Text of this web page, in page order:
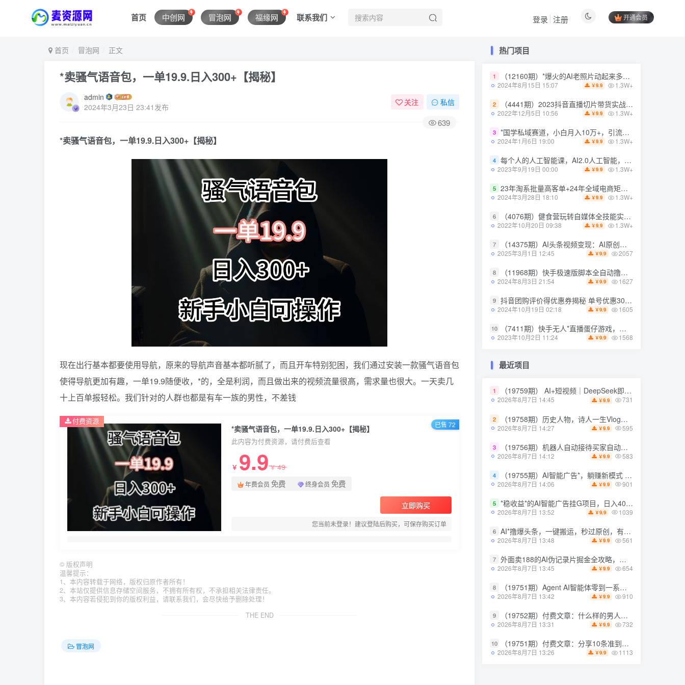
首页 中创网 冒泡网 福缘网 联系我们 开通会员
登录 注册
首页 冒泡网 正文
*卖骚气语音包，一单19.9.日入300+【揭秘】
admin
2024年3月23日 23:41发布
关注 私信
639
*卖骚气语音包，一单19.9.日入300+【揭秘】
现在出行基本都要使用导航，原来的导航声音基本都听腻了，而且开车特别犯困，我们通过安装一款骚气语音包
使得导航更加有趣，一单19.9随便收，*的，全是利润，而且做出来的视频流量很高，需求量也很大。一天卖几
十上百单报轻松。我们针对的人群也都是有车一族的男性，不差钱
*卖骚气语音包，一单19.9.日入300+【揭秘】
此内容为付费资源，请付费后查看
￥ 9.9￥49
年费会员 免费 终身会员 免费
立即购买
您当前未登录！建议登陆后购买，可保存购买订单
付费资源 已售 72
© 版权声明
温馨提示：
1、本内容转载于网络，版权归原作者所有！
2、本站仅提供信息存储空间服务，不拥有所有权，不承担相关法律责任。
3、本内容若侵犯到你的版权利益，请联系我们，会尽快给予删除处理！
THE END
冒泡网
热门项目
1 （12160期）*爆火的AI老照片动起来多重变现教程，蹭热点日赚3000+，内含免费工具
2024年8月15日 15:07 ￥9.9 1.3W+
2 （4441期）2023抖音直播切片带货实战，0基础+零资源+零经验 月入10W+借力IP实现躺赚
2022年12月5日 10:56 ￥9.9 1.3W+
3 *国学私域赛道，小白月入10万+，引流+转化完整流程【揭秘】
2024年1月6日 19:00 ￥9.9 1.3W+
4 每个人的人工智能课，AI2.0人工智能，零基础入门
2023年9月19日 00:00 ￥9.9 1.3W+
5 23年淘系批量高客单+24年全域电商矩阵，批量高客单线上课（109节课）
2024年3月28日 18:10 ￥9.9 1.3W+
6 （4076期）健食营玩转自媒体全技能实操，从无到有到精通，零基础也能打造*IP
2022年10月20日 09:38 ￥9.9 1.3W+
7 （14375期）AI头条视频变现：AI原创搬运玩法，无需剪辑，多平台发布，单号日入30-300
2025年3月1日 12:45 ￥9.9 2057
8 （11968期）快手极速版脚本全自动撸金看广告、刷视频单号收益50＋可批量操作
2024年8月3日 21:54 ￥9.9 1627
9 抖音团购评价得优惠券揭秘 单号优惠30-50 详细教程
2024年10月19日 02:18 ￥9.9 1605
10 （7411期）快手无人*直播蛋仔游戏，一天收入700+流程简单人人可做（送10G素材）
2023年10月2日 11:24 ￥9.9 1568
最近项目
1 （19759期） AI+短视频｜DeepSeek即梦豆包小云雀全工具教学，从账号*到剪映剪辑，零基础也能快速上手做*
2026年8月7日 14:45 ￥9.9 731
2 （19758期）历史人物，诗人一生Vlog教学， AI制作丨伙伴计划丨精选收益丨商单收徒 ，新领域红利期，抓紧做
2026年8月7日 14:27 ￥9.9 595
3 （19756期）机器人自动接待买家自动发货，跟着系统学拼多多虚拟月入1-5万
2026年8月7日 14:12 ￥9.9 583
4 （19755期）AI智能广告*，躺赚新模式 设备托管运行，解放双手持续变现
2026年8月7日 14:06 ￥9.9 901
5 *稳收益*的AI智能广告挂G项目，日入400+，*的躺賺项目【揭秘】
2026年8月7日 13:52 ￥9.9 1039
6 AI*撸爆头条，一键搬运，秒过原创，有手就能做，每天稳定200+【揭秘】
2026年8月7日 13:48 ￥9.9 561
7 外面卖188的AI伪记录片掘金全攻略，抖音图文新赛道，轻松涨粉变现，拿创作者伙伴计划收益【文档】
2026年8月7日 13:45 ￥9.9 654
8 （19751期）Agent AI智能体零到一系统课；零基础也能学会自动化实战，从*概念到Coze工作流搭建完整覆盖
2026年8月7日 13:42 ￥9.9 910
9 （19752期）付费文章：什么样的男人最让女人无法抵抗？
2026年8月7日 13:31 ￥9.9 732
10 （19751期）付费文章：分享10条准到可怕的识人术术，希望能帮到大家。
2026年8月7日 13:26 ￥9.9 1113
热门项目
1 （12160期）*爆火的AI老照片动起来多重变现教程，蹭热点日赚3000+，内含免费工具
2024年8月15日 15:07 ￥9.9 1.3W+
2 （4441期）2023抖音直播切片带货实战，0基础+零资源+零经验 月入10W+借力IP实现躺赚
2022年12月5日 10:56 ￥9.9 1.3W+
3 *国学私域赛道，小白月入10万+，引流+转化完整流程【揭秘】
2024年1月6日 19:00 ￥9.9 1.3W+
4 每个人的人工智能课，AI2.0人工智能，零基础入门
2023年9月19日 00:00 ￥9.9 1.3W+
5 23年淘系批量高客单+24年全域电商矩阵，批量高客单线上课（109节课）
2024年3月28日 18:10 ￥9.9 1.3W+
6 （4076期）健食营玩转自媒体全技能实操，从无到有到精通，零基础也能打造*IP
2022年10月20日 09:38 ￥9.9 1.3W+
7 （14375期）AI头条视频变现：AI原创搬运玩法，无需剪辑，多平台发布，单号日入30-300
2025年3月1日 12:45 ￥9.9 2057
8 （11968期）快手极速版脚本全自动撸金看广告、刷视频单号收益50＋可批量操作
2024年8月3日 21:54 ￥9.9 1627
9 抖音团购评价得优惠券揭秘 单号优惠30-50 详细教程
2024年10月19日 02:18 ￥9.9 1605
10 （7411期）快手无人*直播蛋仔游戏，一天收入700+流程简单人人可做（送10G素材）
2023年10月2日 11:24 ￥9.9 1568
最近项目
1 （19759期） AI+短视频｜DeepSeek即梦豆包小云雀全工具教学，从账号*到剪映剪辑，零基础也能快速上手做*
2026年8月7日 14:45 ￥9.9 731
2 （19758期）历史人物，诗人一生Vlog教学， AI制作丨伙伴计划丨精选收益丨商单收徒 ，新领域红利期，抓紧做
2026年8月7日 14:27 ￥9.9 595
3 （19756期）机器人自动接待买家自动发货，跟着系统学拼多多虚拟月入1-5万
2026年8月7日 14:12 ￥9.9 583
4 （19755期）AI智能广告*，躺赚新模式 设备托管运行，解放双手持续变现
2026年8月7日 14:06 ￥9.9 901
5 *稳收益*的AI智能广告挂G项目，日入400+，*的躺賺项目【揭秘】
2026年8月7日 13:52 ￥9.9 1039
6 AI*撸爆头条，一键搬运，秒过原创，有手就能做，每天稳定200+【揭秘】
2026年8月7日 13:48 ￥9.9 561
7 外面卖188的AI伪记录片掘金全攻略，抖音图文新赛道，轻松涨粉变现，拿创作者伙伴计划收益【文档】
2026年8月7日 13:45 ￥9.9 654
8 （19751期）Agent AI智能体零到一系统课；零基础也能学会自动化实战，从*概念到Coze工作流搭建完整覆盖
2026年8月7日 13:42 ￥9.9 910
9 （19752期）付费文章：什么样的男人最让女人无法抵抗？
2026年8月7日 13:31 ￥9.9 732
10 （19751期）付费文章：分享10条准到可怕的识人术术，希望能帮到大家。
2026年8月7日 13:26 ￥9.9 1113